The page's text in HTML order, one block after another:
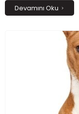
Devamını Oku